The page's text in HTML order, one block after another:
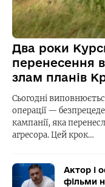
Два роки
перенесення
злам планів
Сьогодні
операції —
кампанії, яка
агресора. Цей крок…
Актор і
фільми